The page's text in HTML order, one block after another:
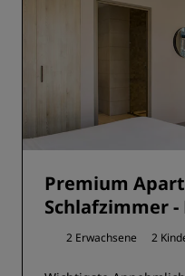
Premium
Schlafzimmer
2 Erwachsene 2